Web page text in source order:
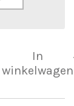
In
winkelwagen